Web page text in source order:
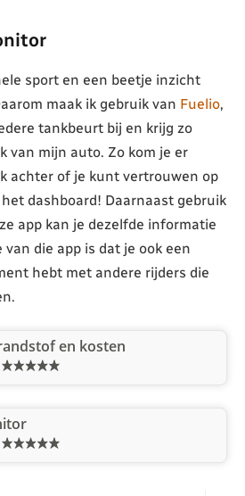
sport en een beetje inzicht
maak ik gebruik van Fuelio,
tankbeurt bij en krijg zo
van mijn auto. Zo kom je er
achter of je kunt vertrouwen op
dashboard! Daarnaast gebruik
app kan je dezelfde informatie
die app is dat je ook een
hebt met andere rijders die
en kosten